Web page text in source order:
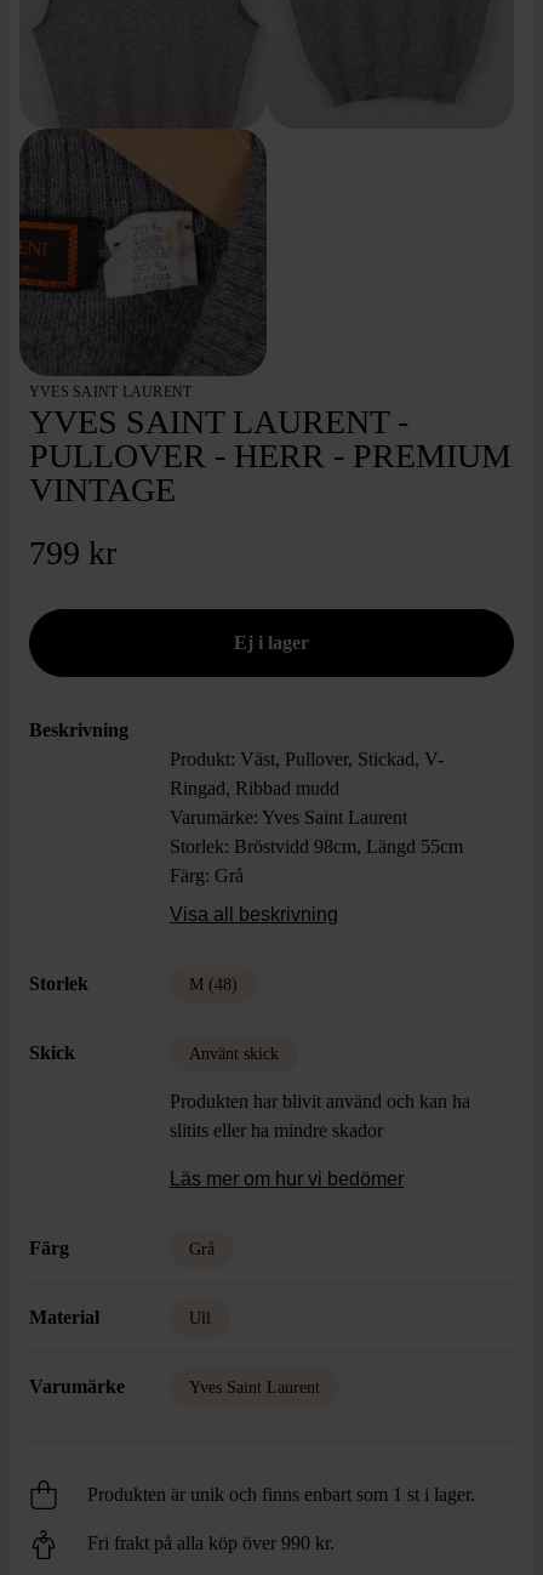
YVES SAINT LAURENT
YVES SAINT LAURENT -
PULLOVER - HERR - PREMIUM
VINTAGE
799 kr
Beskrivning
Produkt: Väst, Pullover, Stickad, V-
Ringad, Ribbad mudd
Varumärke: Yves Saint Laurent
Storlek: Bröstvidd 98cm, Längd 55cm
Färg: Grå
Material: 60% Ull, 40% Alpaca
Visa all beskrivning
Storlek M (48)
Skick Använt skick
Produkten har blivit använd och kan ha
slitits eller ha mindre skador
Läs mer om hur vi bedömer
Färg Grå
Material Ull
Varumärke Yves Saint Laurent
Produkten är unik och finns enbart som 1 st i lager.
Fri frakt på alla köp över 990 kr.